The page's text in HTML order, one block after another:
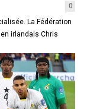
0
La Fédération
irlandais Chris